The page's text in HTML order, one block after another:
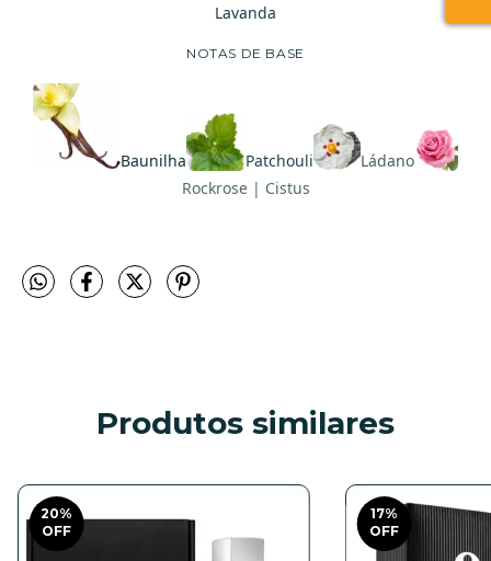
Lavanda
NOTAS DE BASE
Baunilha Patchouli
Ládano
Rockrose | Cistus
Produtos similares
20%
OFF
17%
OFF